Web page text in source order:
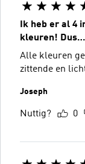
Ik heb er al 4
kleuren!
Alle kleuren
zittende en
Joseph
Nuttig? 0